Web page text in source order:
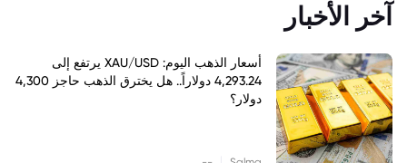
آخر الأخبار
أسعار الذهب اليوم: XAU/USD يرتفع إلى
4,293.24 دولاراً.. هل يخترق الذهب حاجز 4,300
دولار؟